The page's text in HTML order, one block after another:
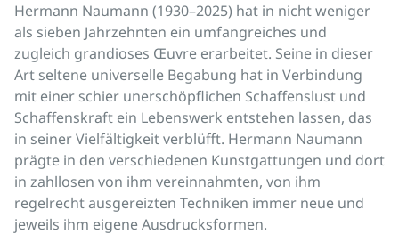
Hermann Naumann (1930–2025) hat in nicht weniger
als sieben Jahrzehnten ein umfangreiches und
zugleich grandioses Œuvre erarbeitet. Seine in dieser
Art seltene universelle Begabung hat in Verbindung
mit einer schier unerschöpflichen Schaffenslust und
Schaffenskraft ein Lebenswerk entstehen lassen, das
in seiner Vielfältigkeit verblüfft. Hermann Naumann
prägte in den verschiedenen Kunstgattungen und dort
in zahllosen von ihm vereinnahmten, von ihm
regelrecht ausgereizten Techniken immer neue und
jeweils ihm eigene Ausdrucksformen.